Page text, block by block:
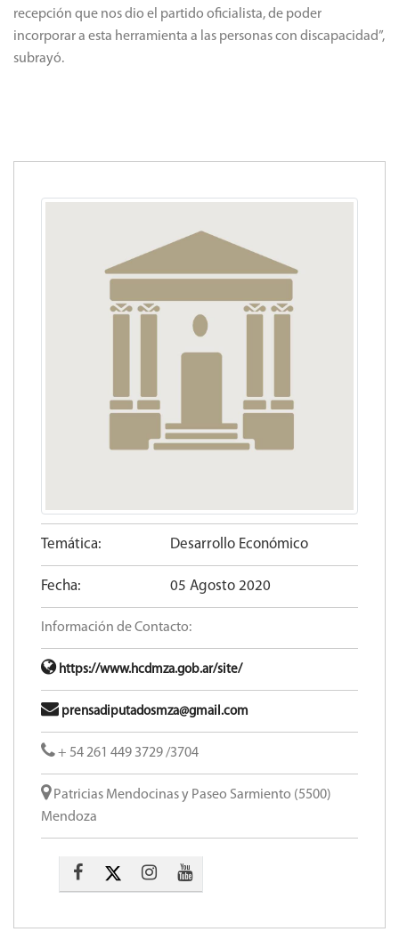
recepción que nos dio el partido oficialista, de poder
incorporar a esta herramienta a las personas con discapacidad”,
subrayó.
Temática: Desarrollo Económico
Fecha: 05 Agosto 2020
Información de Contacto:
https://www.hcdmza.gob.ar/site/
prensadiputadosmza@gmail.com
+ 54 261 449 3729 /3704
Patricias Mendocinas y Paseo Sarmiento (5500)
Mendoza